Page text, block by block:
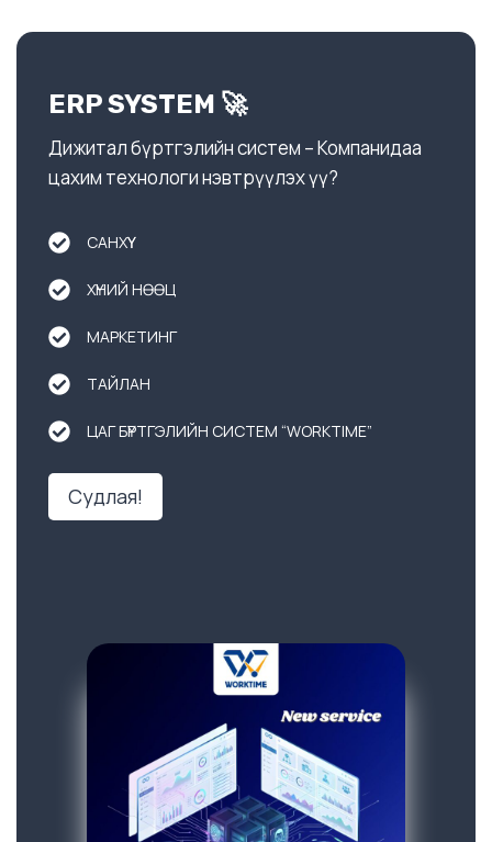
ERP SYSTEM 🚀
Дижитал бүртгэлийн систем – Компанидаа
цахим технологи нэвтрүүлэх үү?
САНХҮҮ
ХҮНИЙ НӨӨЦ
МАРКЕТИНГ
ТАЙЛАН
ЦАГ БҮРТГЭЛИЙН СИСТЕМ “WORKTIME”
Судлая!